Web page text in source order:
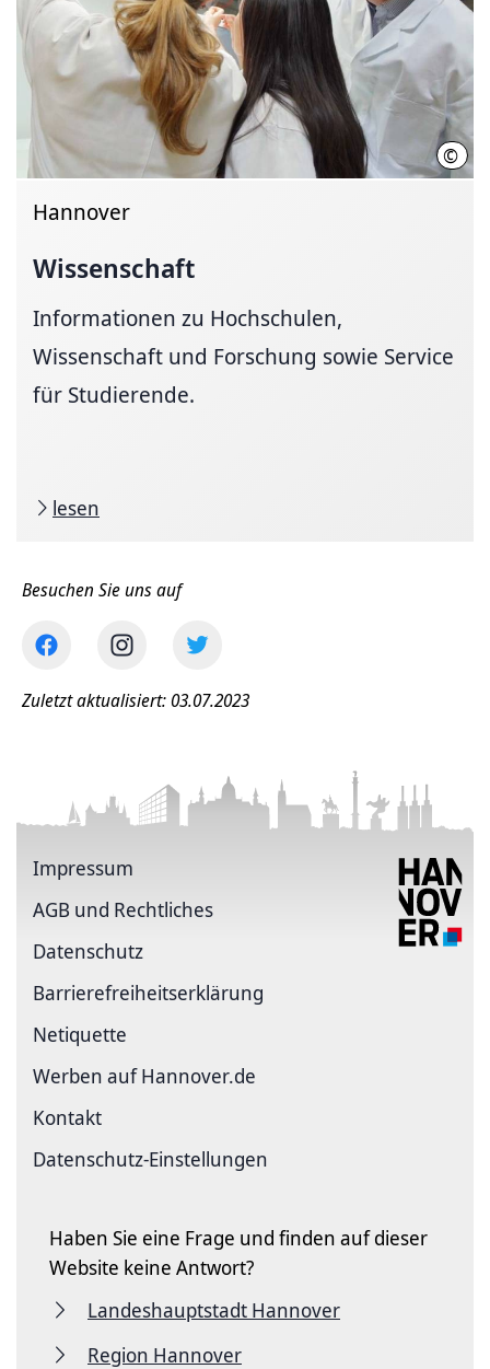
©
Hannover
Wissenschaft
Informationen zu Hochschulen,
Wissenschaft und Forschung sowie Service
für Studierende.
lesen
Besuchen Sie uns auf
Zuletzt aktualisiert: 03.07.2023
Impressum
AGB und Rechtliches
Datenschutz
Barriere­freiheits­erklärung
Netiquette
Werben auf Hannover.de
Kontakt
Datenschutz-Einstellungen
Haben Sie eine Frage und finden auf dieser
Website keine Antwort?
Landeshauptstadt Hannover
Region Hannover